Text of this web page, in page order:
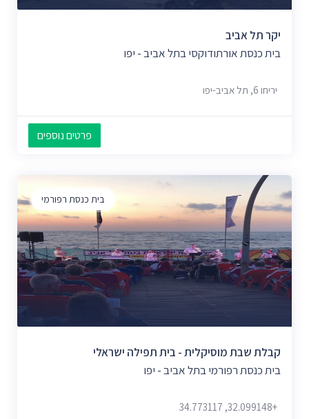
יקר תל אביב
בית כנסת אורתודוקסי בתל אביב - יפו
יריחו 6, תל אביב-יפו
פרטים נוספים
בית כנסת רפורמי
קבלת שבת מוסיקלית - בית תפילה ישראלי
בית כנסת רפורמי בתל אביב - יפו
+32.099148, 34.773117